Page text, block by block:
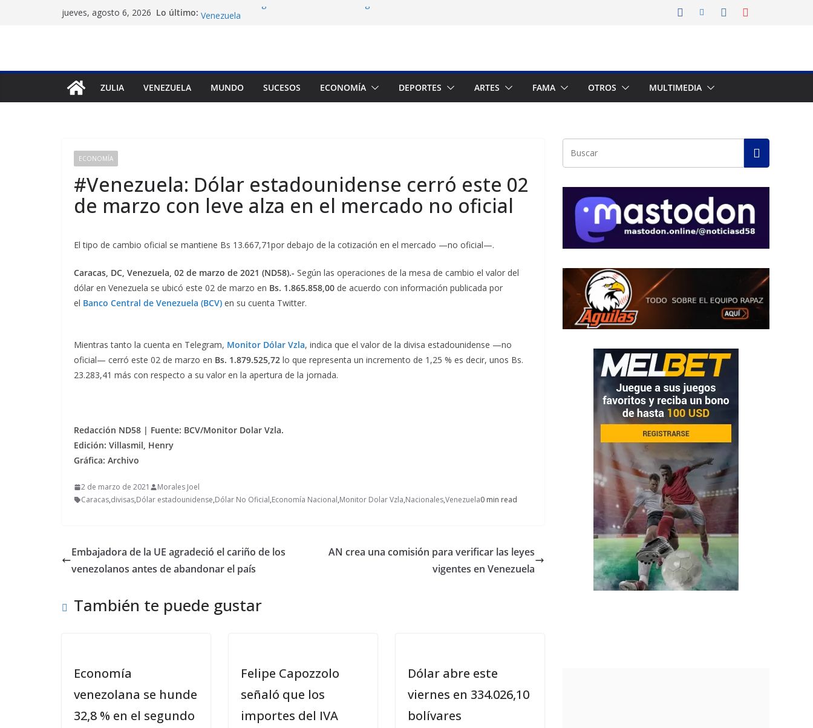
jueves, agosto 6, 2026 Lo último: Marco Rubio urge a celebrar elecciones legítimas en
Hallan el cuerpo del montañista Nirmal Purja tras avalancha
en Pakistán
ZULIA VENEZUELA MUNDO SUCESOS ECONOMÍA DEPORTES ARTES FAMA OTROS MULTIMEDIA
ECONOMÍA
#Venezuela: Dólar estadounidense cerró este 02
de marzo con leve alza en el mercado no oficial
El tipo de cambio oficial se mantiene Bs 13.667,71por debajo de la cotización en el mercado —no oficial—.
Caracas, DC, Venezuela, 02 de marzo de 2021 (ND58).- Según las operaciones de la mesa de cambio el valor del
dólar en Venezuela se ubicó este 02 de marzo en Bs. 1.865.858,00 de acuerdo con información publicada por
el Banco Central de Venezuela (BCV) en su cuenta Twitter.
Mientras tanto la cuenta en Telegram, Monitor Dólar Vzla, indica que el valor de la divisa estadounidense —no
oficial— cerró este 02 de marzo en Bs. 1.879.525,72 lo que representa un incremento de 1,25 % es decir, unos Bs.
23.283,41 más con respecto a su valor en la apertura de la jornada.
Redacción ND58 | Fuente: BCV/Monitor Dolar Vzla.
Edición: Villasmil, Henry
Gráfica: Archivo
2 de marzo de 2021
Morales Joel
Caracas,divisas,Dólar estadounidense,Dólar No Oficial,Economía Nacional,Monitor Dolar Vzla,Nacionales,Venezuela0 min read
Embajadora de la UE agradeció el cariño de los
venezolanos antes de abandonar el país
AN crea una comisión para verificar las leyes
vigentes en Venezuela
También te puede gustar
Economía
venezolana se hunde
32,8 % en el segundo
Felipe Capozzolo
señaló que los
importes del IVA
Dólar abre este
viernes en 334.026,10
bolívares